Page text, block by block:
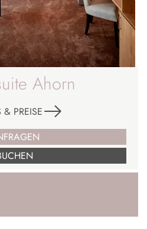
Ahorn
& PREISE